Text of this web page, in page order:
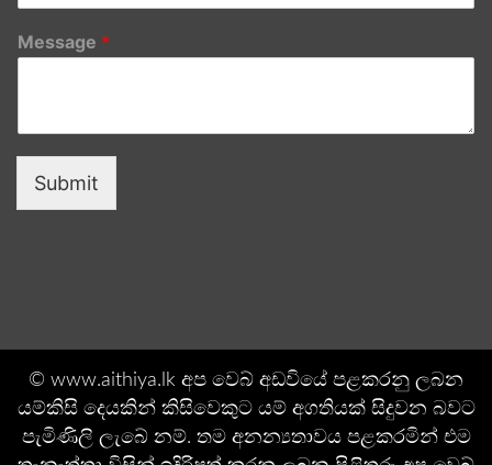
Message *
Submit
© www.aithiya.lk අප වෙබ් අඩවියේ පළකරනු ලබන
යම්කිසි දෙයකින් කිසිවෙකුට යම් අගතියක් සිදුවන බවට
පැමිණිලි ලැබේ නම්. තම අනන්‍යතාවය පළකරමින් එම